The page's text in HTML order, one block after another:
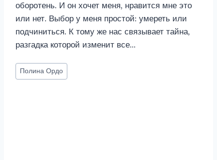
оборотень. И он хочет меня, нравится мне это
или нет. Выбор у меня простой: умереть или
подчиниться. К тому же нас связывает тайна,
разгадка которой изменит все…
Метки
записи:
Полина Ордо